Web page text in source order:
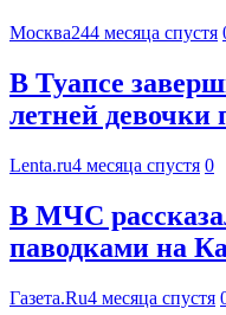
Москва244 месяца спустя
В Туапсе
летней
Lenta.ru4 месяца спустя 0
В МЧС
паводками на
Газета.Ru4 месяца спустя